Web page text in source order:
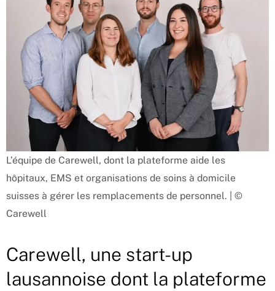
L’équipe de Carewell, dont la plateforme aide les
hôpitaux, EMS et organisations de soins à domicile
suisses à gérer les remplacements de personnel. | ©
Carewell
Carewell, une start-up
lausannoise dont la plateforme